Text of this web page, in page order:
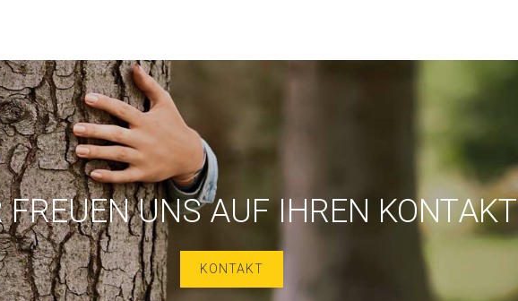
FREUEN UNS AUF IHREN KONTAKT
KONTAKT